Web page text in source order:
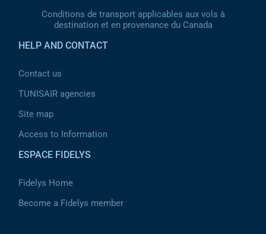
Conditions de transport applicables aux vols à
destination et en provenance du Canada
HELP AND CONTACT
Contact us
TUNISAIR agencies
Site map
Access to Information
ESPACE FIDELYS
Fidelys Home
Become a Fidelys member